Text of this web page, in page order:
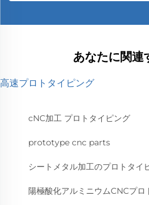
あなたに関連
高速プロトタイピング
cNC加工 プロトタイピング
prototype cnc parts
シートメタル加工のプロトタイ
陽極酸化アルミニウムCNCプロ